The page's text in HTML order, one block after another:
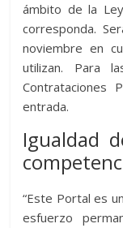
ámbito de la
corresponda.
noviembre en
utilizan. Para
Contrataciones
entrada.
Igualdad
“Este Portal es
esfuerzo